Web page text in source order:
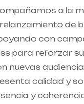
a la
de
con
para reforzar
nuevas
calidad y
y